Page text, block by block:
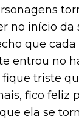
no início da
que
entrou no
triste
fico feliz
ela se